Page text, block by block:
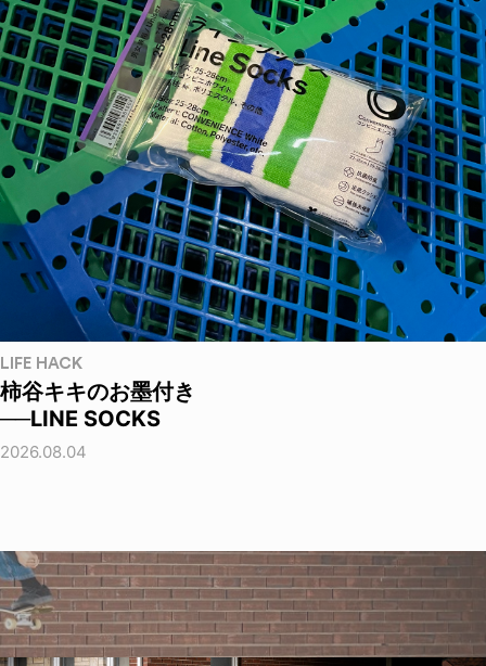
LIFE HACK
柿谷キキのお墨付き
──LINE SOCKS
2026.08.04